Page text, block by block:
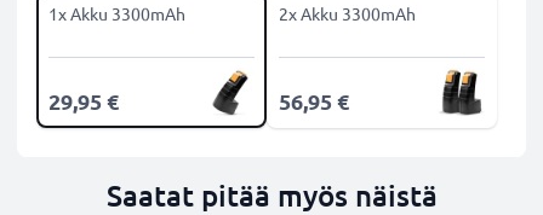
1x Akku 3300mAh
29,95 €
2x Akku 3300mAh
56,95 €
Saatat pitää myös näistä